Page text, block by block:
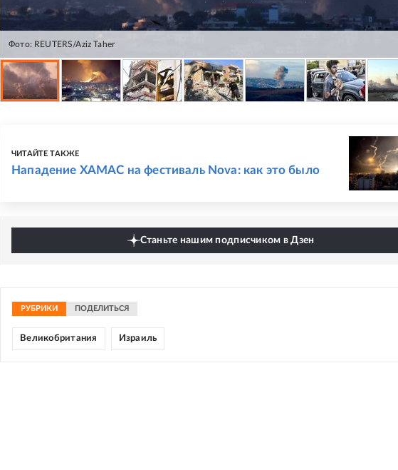
Фото: REUTERS/Aziz Taher
ЧИТАЙТЕ ТАКЖЕ
Нападение ХАМАС на фестиваль Nova: как это было
Станьте нашим подписчиком в Дзен
РУБРИКИ ПОДЕЛИТЬСЯ
Великобритания Израиль